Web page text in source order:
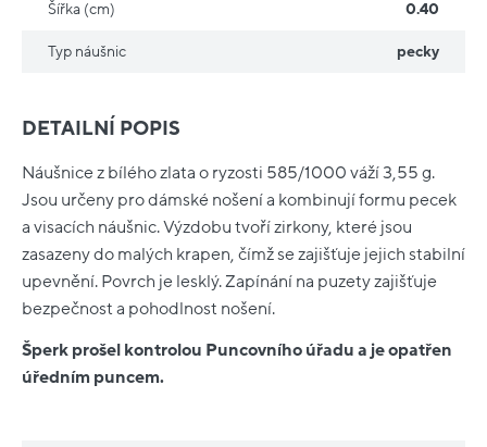
DETAILNÍ POPIS
Náušnice z bílého zlata o ryzosti 585/1000 váží 3,55 g.
Jsou určeny pro dámské nošení a kombinují formu pecek
a visacích náušnic. Výzdobu tvoří zirkony, které jsou
zasazeny do malých krapen, čímž se zajišťuje jejich stabilní
upevnění. Povrch je lesklý. Zapínání na puzety zajišťuje
bezpečnost a pohodlnost nošení.
Šperk prošel kontrolou Puncovního úřadu a je opatřen
úředním puncem.
Šířka (cm) 0.40
Typ náušnic pecky